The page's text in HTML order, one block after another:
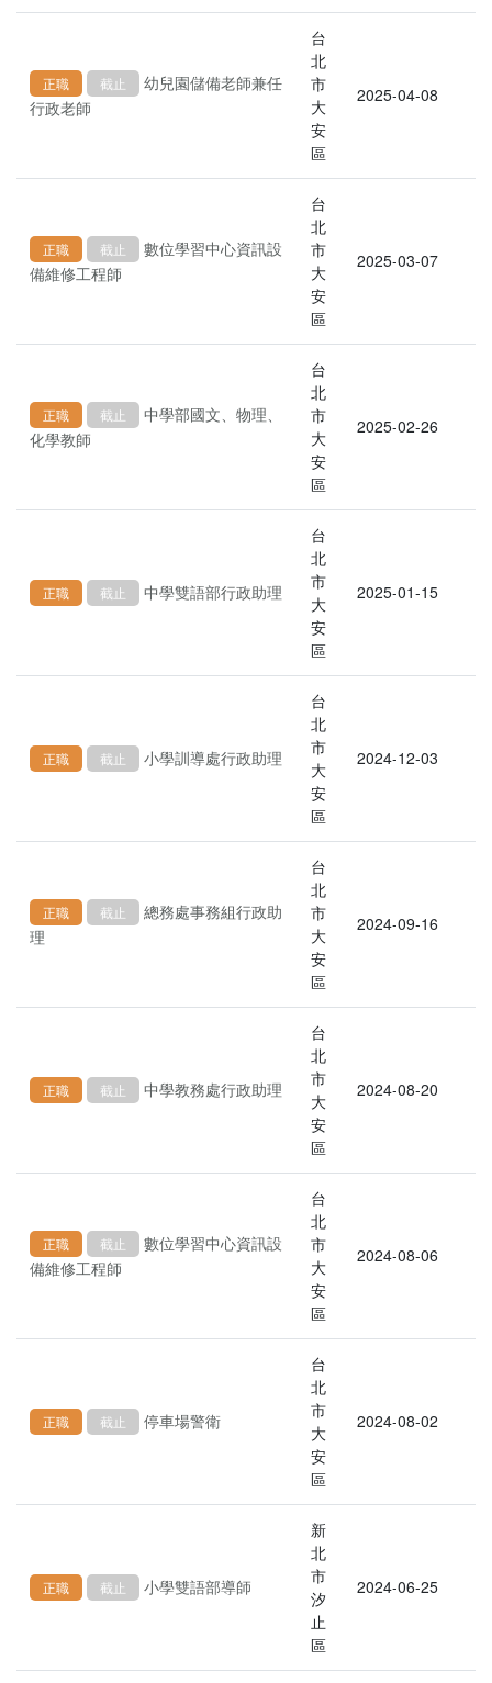
正職 截止
幼兒園儲備老師兼任
行政老師
台
北
市
大
安
區
2025-04-08
正職 截止
數位學習中心資訊設
備維修工程師
台
北
市
大
安
區
2025-03-07
正職 截止
中學部國文、物理、
化學教師
台
北
市
大
安
區
2025-02-26
正職 截止 中學雙語部行政助理
台
北
市
大
安
區
2025-01-15
正職 截止 小學訓導處行政助理
台
北
市
大
安
區
2024-12-03
正職 截止
總務處事務組行政助
理
台
北
市
大
安
區
2024-09-16
正職 截止 中學教務處行政助理
台
北
市
大
安
區
2024-08-20
正職 截止
數位學習中心資訊設
備維修工程師
台
北
市
大
安
區
2024-08-06
正職 截止 停車場警衛
台
北
市
大
安
區
2024-08-02
正職 截止 小學雙語部導師
新
北
市
汐
止
區
2024-06-25